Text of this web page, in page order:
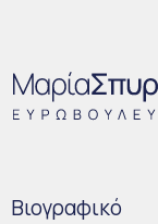
Bιογραφικό